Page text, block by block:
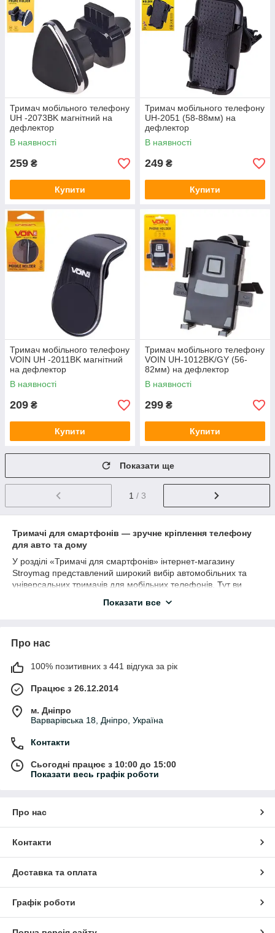
Тримач мобільного телефону
UH -2073BK магнітний на
дефлектор
В наявності
259 ₴
Купити
Тримач мобільного телефону
UH-2051 (58-88мм) на
дефлектор
В наявності
249 ₴
Купити
Тримач мобільного телефону
VOIN UH -2011BK магнітний
на дефлектор
В наявності
209 ₴
Купити
Тримач мобільного телефону
VOIN UH-1012BK/GY (56-
82мм) на дефлектор
В наявності
299 ₴
Купити
Показати ще
1 / 3
Тримачі для смартфонів — зручне кріплення телефону
для авто та дому
У розділі «Тримачі для смартфонів» інтернет-магазину
Stroymag представлений широкий вибір автомобільних та
універсальних тримачів для мобільних телефонів. Тут ви
панель приладів та інші аксесуари для комфортного
під час руху, навігації, дзвінків та перегляду інформації.
Що входить у категорію «Тримачі для
• магнітні тримачі
• тримачі на дефлектор
• тримачі на панель авто
• універсальні тримачі
• кріплення для смартфона
Для чого використовуються тримачі
Тримачі застосовуються для:
• безпечного користування телефоном в автомобілі
• використання навігації
• відеодзвінків
• фіксації смартфона на робочому місці
Показати все
Про нас
100% позитивних з 441 відгука за рік
Працює з 26.12.2014
м. Дніпро
Варварівська 18, Дніпро, Україна
Контакти
Сьогодні працює з 10:00 до 15:00
Показати весь графік роботи
Про нас
Контакти
Доставка та оплата
Графік роботи